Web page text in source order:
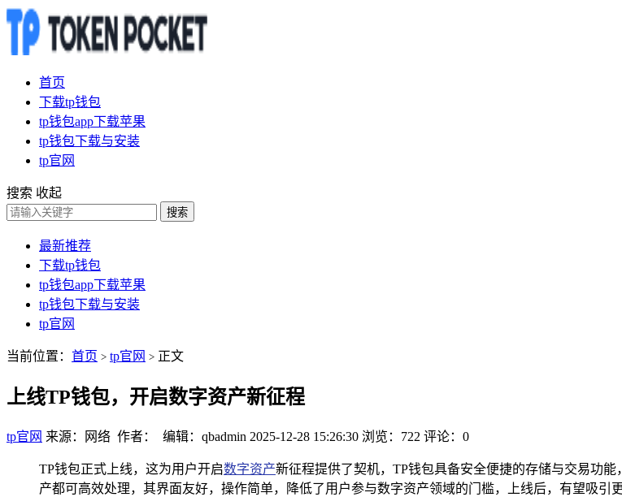
首页
下载tp钱包
tp钱包app下载苹果
tp钱包下载与安装
tp官网
搜索 收起
搜索
最新推荐
下载tp钱包
tp钱包app下载苹果
tp钱包下载与安装
tp官网
当前位置： 首页 > tp官网 > 正文
上线TP钱包，开启数字资产新征程
tp官网 来源：网络 作者： 编辑：qbadmin 2025-12-28 15:26:30 浏览：722 评论：0
TP钱包正式上线，这为用户开启数字资产新征程提供了契机，TP钱包具备安全便捷的存储与交易功
产都可高效处理，其界面友好，操作简单，降低了用户参与数字资产领域的门槛，上线后，有望吸